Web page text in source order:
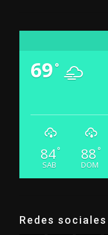
69°
84°
SAB
88 °
DOM
Redes sociales